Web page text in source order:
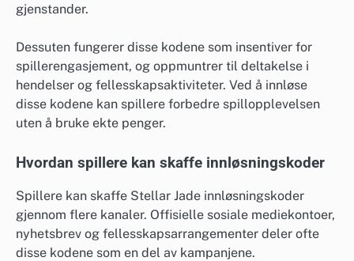
gjenstander.
Dessuten fungerer disse kodene som insentiver for
spillerengasjement, og oppmuntrer til deltakelse i
hendelser og fellesskapsaktiviteter. Ved å innløse
disse kodene kan spillere forbedre spillopplevelsen
uten å bruke ekte penger.
Hvordan spillere kan skaffe innløsningskoder
Spillere kan skaffe Stellar Jade innløsningskoder
gjennom flere kanaler. Offisielle sosiale mediekontoer,
nyhetsbrev og fellesskapsarrangementer deler ofte
disse kodene som en del av kampanjene.